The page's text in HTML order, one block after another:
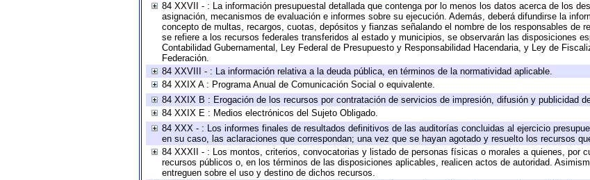
84 XXVII - : La información presupuestal detallada que contenga por lo menos los datos acerca de los
asignación, mecanismos de evaluación e informes sobre su ejecución. Además, deberá difundirse la
concepto de multas, recargos, cuotas, depósitos y fianzas señalando el nombre de los responsables de
se refiere a los recursos federales transferidos al estado y municipios, se observarán las disposiciones
Contabilidad Gubernamental, Ley Federal de Presupuesto y Responsabilidad Hacendaria, y Ley de
Federación.
84 XXVIII - : La información relativa a la deuda pública, en términos de la normatividad aplicable.
84 XXIX A : Programa Anual de Comunicación Social o equivalente.
84 XXIX B : Erogación de los recursos por contratación de servicios de impresión, difusión y publicidad
84 XXIX E : Medios electrónicos del Sujeto Obligado.
84 XXX - : Los informes finales de resultados definitivos de las auditorías concluidas al ejercicio
en su caso, las aclaraciones que correspondan; una vez que se hayan agotado y resuelto los recursos
84 XXXII - : Los montos, criterios, convocatorias y listado de personas físicas o morales a quienes, por
recursos públicos o, en los términos de las disposiciones aplicables, realicen actos de autoridad.
entreguen sobre el uso y destino de dichos recursos.